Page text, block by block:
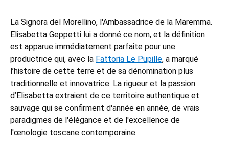
La Signora del Morellino, l'Ambassadrice de la Maremma.
Elisabetta Geppetti lui a donné ce nom, et la définition
est apparue immédiatement parfaite pour une
productrice qui, avec la Fattoria Le Pupille, a marqué
l’histoire de cette terre et de sa dénomination plus
traditionnelle et innovatrice. La rigueur et la passion
d’Elisabetta extraient de ce territoire authentique et
sauvage qui se confirment d'année en année, de vrais
paradigmes de l'élégance et de l'excellence de
l'œnologie toscane contemporaine.